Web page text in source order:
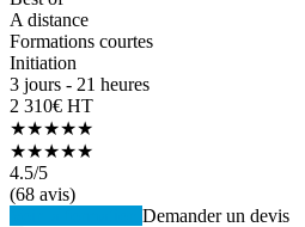
A distance
Formations courtes
Initiation
3 jours - 21 heures
2 310€ HT
★★★★★
★★★★★
4.5/5
(68 avis)
Demander un devis